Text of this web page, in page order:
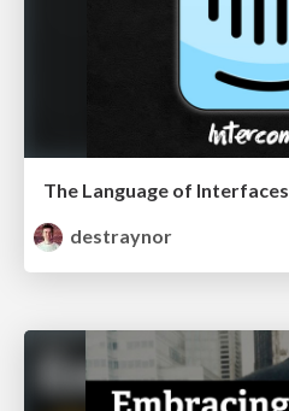
The Language of Interfaces
destraynor